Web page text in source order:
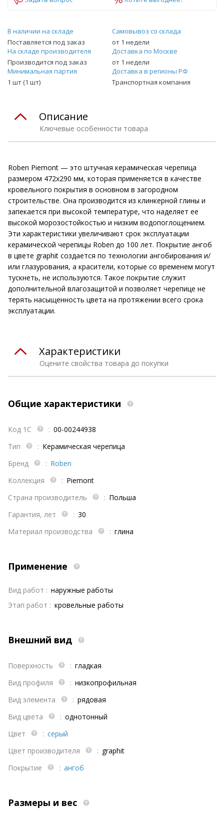
В наличии на складе
Поставляется под заказ
Самовывоз со склада
от 1 недели
На складе производителя
Производится под заказ
Доставка по Москве
от 1 недели
Минимальная партия
1 шт (1 шт)
Доставка в регионы РФ
Транспортная компания
Ключевые особенности товара
Описание
Roben Piemont — это штучная керамическая черепица
размером 472x290 мм, которая применяется в качестве
кровельного покрытия в основном в загородном
строительстве. Она производится из клинкерной глины и
запекается при высокой температуре, что наделяет ее
высокой морозостойкостью и низким водопоглощением.
Эти характеристики увеличивают срок эксплуатации
керамической черепицы Roben до 100 лет. Покрытие ангоб
в цвете graphit создается по технологии ангобирования и/
или глазурования, а красители, которые со временем могут
тускнеть, не используются. Такое покрытие служит
дополнительной влагозащитой и позволяет черепице не
терять насыщенность цвета на протяжении всего срока
эксплуатации.
Оцените свойства товара до покупки
Характеристики
Общие характеристики
Код 1С : 00-00244938
Тип
: Керамическая черепица
Бренд
: Roben
Коллекция
: Piemont
Страна производитель
: Польша
Гарантия, лет
: 30
Материал производства
: глина
Применение
Вид работ : наружные работы
Этап работ : кровельные работы
Внешний вид
Поверхность : гладкая
Вид профиля
: низкопрофильная
Вид элемента
: рядовая
Вид цвета
: однотонный
Цвет
: серый
Цвет производителя
: graphit
Покрытие
: ангоб
Размеры и вес